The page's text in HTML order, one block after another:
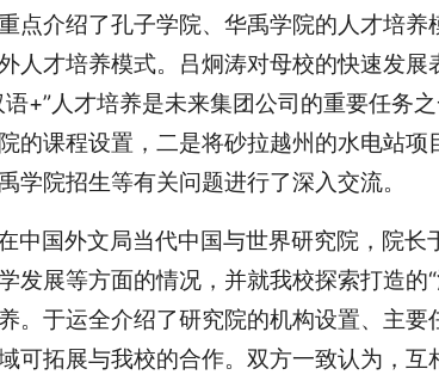
点介绍了孔子学院、华禹学院的人才培
人才培养模式。吕炯涛对母校的快速发
语+”人才培养是未来集团公司的重要任务
的课程设置，二是将砂拉越州的水电站
学院招生等有关问题进行了深入交流。
中国外文局当代中国与世界研究院，院
发展等方面的情况，并就我校探索打造
。于运全介绍了研究院的机构设置、主
可拓展与我校的合作。双方一致认为，